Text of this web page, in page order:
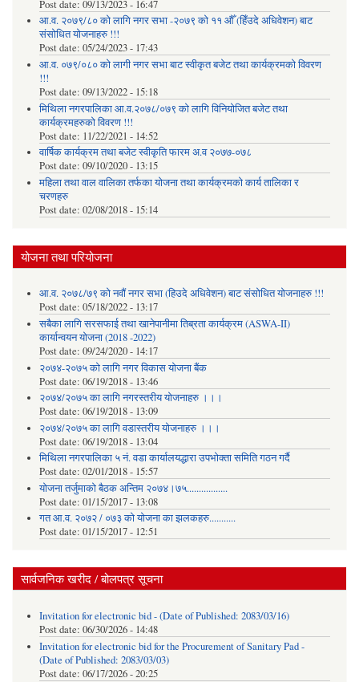
Post date: 09/13/2023 - 16:47
आ.व. २०७९/८० को लागि नगर सभा -२०७९ को ११ औँ (हिँउदे अधिवेशन) बाट
संसोधित योजनाहरु !!!
Post date: 05/24/2023 - 17:43
आ.व. ०७९/०८० को लागी नगर सभा बाट स्वीकृत बजेट तथा कार्यक्रमको विवरण
!!!
Post date: 09/13/2022 - 15:18
मिथिला नगरपालिका आ.व.२०७८/०७९ को लागि विनियोजित बजेट तथा
कार्यक्रमहरुको विवरण !!!
Post date: 11/22/2021 - 14:52
वार्षिक कार्यक्रम तथा बजेट स्वीकृति फारम अ.व २०७७-०७८
Post date: 09/10/2020 - 13:15
महिला तथा वाल वालिका तर्फका याेजना तथा कार्यक्रमकाे कार्य तालिका र
चरणहरु
Post date: 02/08/2018 - 15:14
योजना तथा परियोजना
आ.व. २०७८/७९ को नवौं नगर सभा (हिउदे अधिवेशन) बाट संसोधित योजनाहरु !!!
Post date: 05/18/2022 - 13:17
सबैका लागि सरसफाई तथा खानेपानीमा तिब्रता कार्यक्रम (ASWA-II)
कार्यान्वयन योजना (2018 -2022)
Post date: 09/24/2020 - 14:17
२०७४-२०७५ को लागि नगर विकास योजना बैंक
Post date: 06/19/2018 - 13:46
२०७४/२०७५ का लागि नगरस्तरीय योजनाहरु ।।।
Post date: 06/19/2018 - 13:09
२०७४/२०७५ का लागि वडास्तरीय योजनाहरु ।।।
Post date: 06/19/2018 - 13:04
मिथिला नगरपालिका ५ नं. वडा कार्यालयद्धारा उपभोक्ता समिति गठन गर्दै
Post date: 02/01/2018 - 15:57
याेजना तर्जुमाकाे बैठक अन्तिम २०७४।७५.................
Post date: 01/15/2017 - 13:08
गत आ.व. २०७२ / ०७३ को योजना का झलकहरु...........
Post date: 01/15/2017 - 12:51
सार्वजनिक खरीद / बोलपत्र सूचना
Invitation for electronic bid - (Date of Published: 2083/03/16)
Post date: 06/30/2026 - 14:48
Invitation for electronic bid for the Procurement of Sanitary Pad -
(Date of Published: 2083/03/03)
Post date: 06/17/2026 - 20:25